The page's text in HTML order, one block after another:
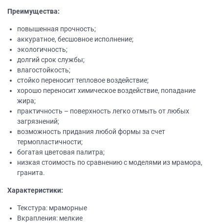
Преимущества:
повышенная прочность;
аккуратное, бесшовное исполнение;
экологичность;
долгий срок службы;
влагостойкость;
стойко переносит тепловое воздействие;
хорошо переносит химическое воздействие, попадание
жира;
практичность – поверхность легко отмыть от любых
загрязнений;
возможность придания любой формы за счет
термопластичности;
богатая цветовая палитра;
низкая стоимость по сравнению с моделями из мрамора,
гранита.
Характеристики:
Текстура: мраморные
Вкрапления: мелкие